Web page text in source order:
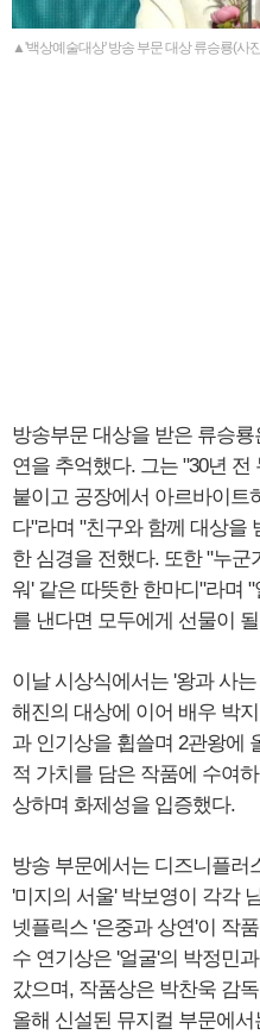
▲'백상예술대상' 방송 부문 대상 류승룡(사
방송부문 대상을 받은 류승
연을 추억했다. 그는 "30년
붙이고 공장에서 아르바이트
다"라며 "친구와 함께 대상을
한 심경을 전했다. 또한 "누군
워' 같은 따뜻한 한마디"라며
를 낸다면 모두에게 선물이
이날 시상식에서는 '왕과 사
해진의 대상에 이어 배우 박
과 인기상을 휩쓸며 2관왕에
적 가치를 담은 작품에 수여
상하며 화제성을 입증했다.
방송 부문에서는 디즈니플러
'미지의 서울' 박보영이 각각
넷플릭스 '은중과 상연'이 작
수 연기상은 '얼굴'의 박정민
갔으며, 작품상은 박찬욱 감
올해 신설된 뮤지컬 부문에